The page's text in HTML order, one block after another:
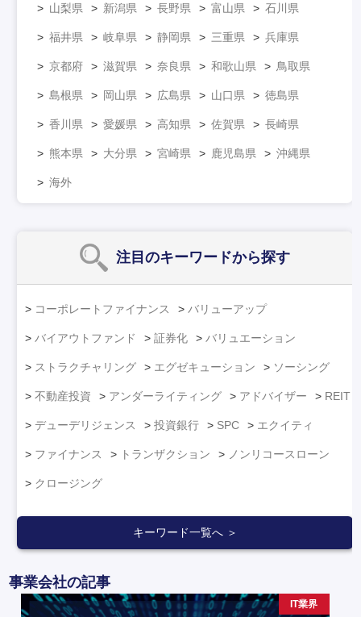
山梨県 新潟県 長野県 富山県 石川県
福井県 岐阜県 静岡県 三重県 兵庫県
京都府 滋賀県 奈良県 和歌山県 鳥取県
島根県 岡山県 広島県 山口県 徳島県
香川県 愛媛県 高知県 佐賀県 長崎県
熊本県 大分県 宮崎県 鹿児島県 沖縄県
海外
注目のキーワードから探す
コーポレートファイナンス バリューアップ
バイアウトファンド 証券化 バリュエーション
ストラクチャリング エグゼキューション ソーシング
不動産投資 アンダーライティング アドバイザー REIT
デューデリジェンス 投資銀行 SPC エクイティ
ファイナンス トランザクション ノンリコースローン
クロージング
キーワード一覧へ ＞
事業会社の記事
IT業界